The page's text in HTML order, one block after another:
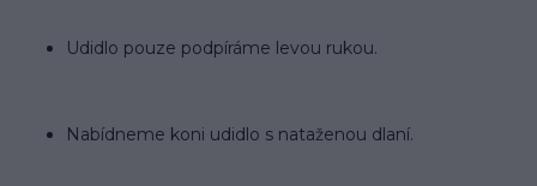
Udidlo pouze podpíráme levou rukou.
Nabídneme koni udidlo s nataženou dlaní.